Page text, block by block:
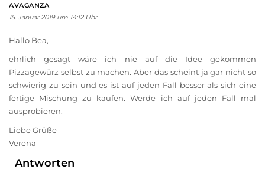
AVAGANZA
15. Januar 2019 um 14:12 Uhr
Hallo Bea,
ehrlich gesagt wäre ich nie auf die Idee gekommen
Pizzagewürz selbst zu machen. Aber das scheint ja gar nicht so
schwierig zu sein und es ist auf jeden Fall besser als sich eine
fertige Mischung zu kaufen. Werde ich auf jeden Fall mal
ausprobieren.
Liebe Grüße
Verena
Antworten